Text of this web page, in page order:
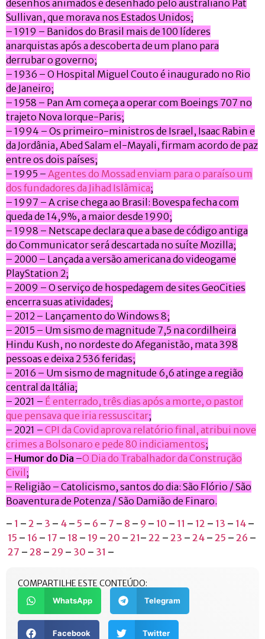
desenhos animados é desenhado pelo australiano Pat
Sullivan, que morava nos Estados Unidos;
– 1919 – Banidos do Brasil mais de 100 líderes
anarquistas após a descoberta de um plano para
derrubar o governo;
– 1936 – O Hospital Miguel Couto é inaugurado no Rio
de Janeiro;
– 1958 – Pan Am começa a operar com Boeings 707 no
trajeto Nova Iorque-Paris;
– 1994 – Os primeiro-ministros de Israel, Isaac Rabin e
da Jordânia, Abed Salam el-Mayali, firmam acordo de paz
entre os dois países;
– 1995 – Agentes do Mossad enviam para o paraíso um
dos fundadores da Jihad Islâmica;
– 1997 – A crise chega ao Brasil: Bovespa fecha com
queda de 14,9%, a maior desde 1990;
– 1998 – Netscape declara que a base de código antiga
do Communicator será descartada no suíte Mozilla;
– 2000 – Lançada a versão americana do videogame
PlayStation 2;
– 2009 – O serviço de hospedagem de sites GeoCities
encerra suas atividades;
– 2012 – Lançamento do Windows 8;
– 2015 – Um sismo de magnitude 7,5 na cordilheira
Hindu Kush, no nordeste do Afeganistão, mata 398
pessoas e deixa 2 536 feridas;
– 2016 – Um sismo de magnitude 6,6 atinge a região
central da Itália;
– 2021 – É enterrado, três dias após a morte, o pastor
que pensava que iria ressuscitar;
– 2021 – CPI da Covid aprova relatório final, atribui nove
crimes a Bolsonaro e pede 80 indiciamentos;
– Humor do Dia –O Dia do Trabalhador da Construção
Civil;
– Religião – Catolicismo, santos do dia: São Flório / São
Boaventura de Potenza / São Damião de Finaro.
– 1 – 2 – 3 – 4 – 5 – 6 – 7 – 8 – 9 – 10 – 11 – 12 – 13 – 14 –
15 – 16 – 17 – 18 – 19 – 20 – 21– 22 – 23 – 24 – 25 – 26 –
27 – 28 – 29 – 30 – 31 –
COMPARTILHE ESTE CONTEÚDO:
WhatsApp Telegram
Facebook Twitter